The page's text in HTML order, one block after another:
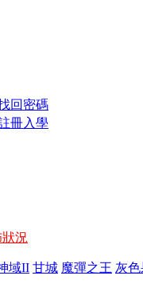
回密碼
冊入學
況
域II 甘城 魔彈之王 灰